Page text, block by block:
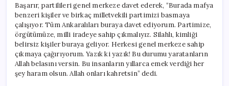
Başarır, partilileri genel merkeze davet ederek, “Burada mafya
benzeri kişiler ve birkaç milletvekili partimizi basmaya
çalışıyor. Tüm Ankaralıları buraya davet ediyorum. Partimize,
örgütümüze, milli iradeye sahip çıkmalıyız. Silahlı, kimliği
belirsiz kişiler buraya geliyor. Herkesi genel merkeze sahip
çıkmaya çağırıyorum. Yazık ki yazık! Bu durumu yaratanların
Allah belasını versin. Bu insanların yıllarca emek verdiği her
şey haram olsun. Allah onları kahretsin” dedi.